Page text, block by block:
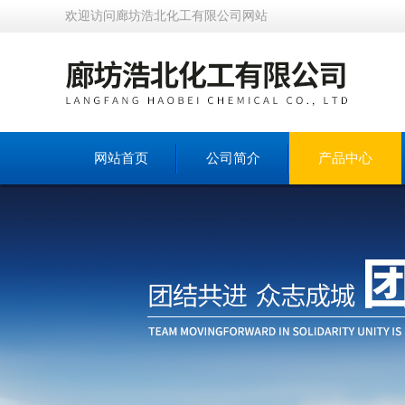
欢迎访问廊坊浩北化工有限公司网站
网站首页 公司简介 产品中心